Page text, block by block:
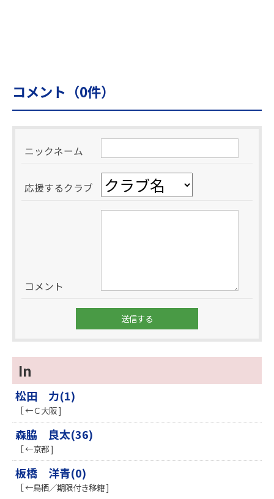
コメント（0件）
ニックネーム
応援するクラブ
コメント
In
松田 力(1)
［ ←Ｃ大阪 ]
森脇 良太(36)
［ ←京都 ]
板橋 洋青(0)
［ ←鳥栖／期限付き移籍 ]